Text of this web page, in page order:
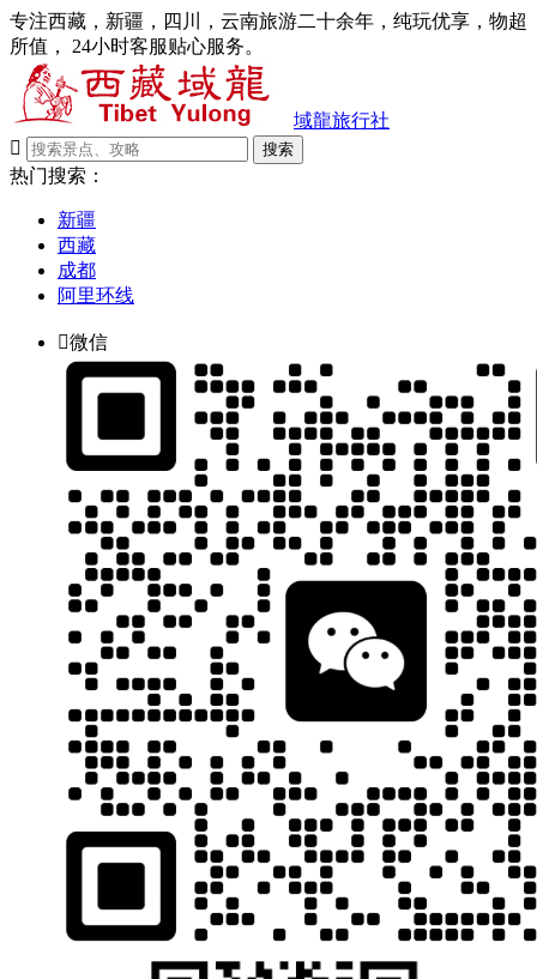
专注西藏，新疆，四川，云南旅游二十余年，纯玩优享，物超
所值， 24小时客服贴心服务。
域龍旅行社

搜索
热门搜索：
新疆
西藏
成都
阿里环线
微信